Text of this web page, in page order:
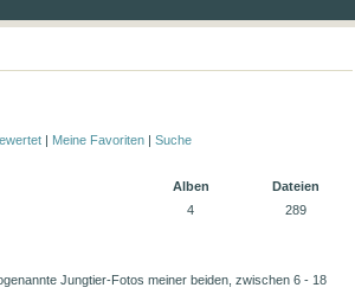
Meine Favoriten Suche
Alben
Dateien
4
289
Jungtier-Fotos meiner beiden, zwischen 6 - 18